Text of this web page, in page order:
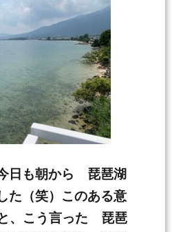
日も朝から 琵琶湖
た（笑）このある意
、こう言った 琵琶